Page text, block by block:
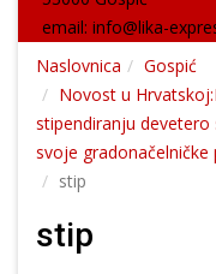
email: info@lika-
Naslovnica
Gospić
Novost u
stipendiranju
svoje gradonačelničke
stip
stip